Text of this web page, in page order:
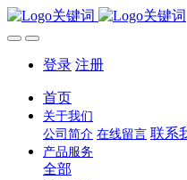
登录 注册
首页
关于我们
公司简介 在线留言 联系
产品服务
全部